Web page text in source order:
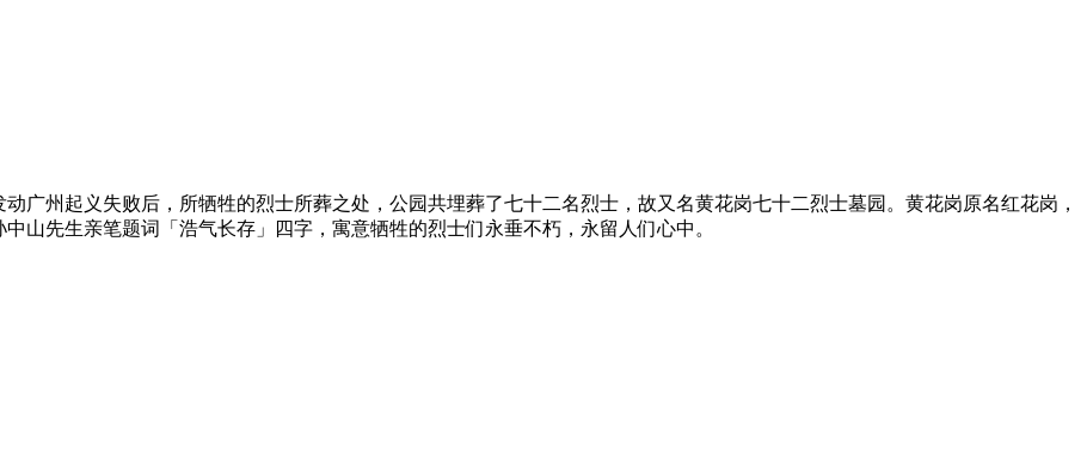
广州起义失败后，所牺牲的烈士所葬之处，公园共埋葬了七十二名烈士，故又名黄花岗七十二烈士墓园。黄花岗原名红花岗，
山先生亲笔题词「浩气长存」四字，寓意牺牲的烈士们永垂不朽，永留人们心中。